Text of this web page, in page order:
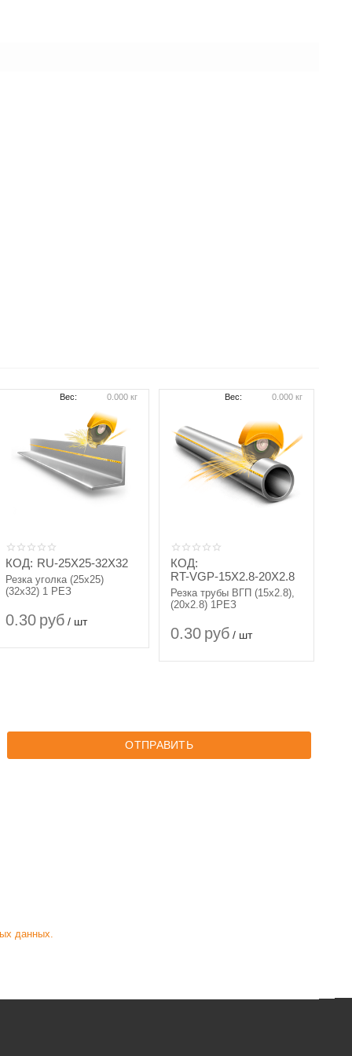
КОД: RU-25X25-32X32
Резка уголка (25х25)
(32х32) 1 РЕЗ
0.30 руб / шт
Вес: 0.000 кг
КОД:
RT-VGP-15X2.8-20X2.8
Резка трубы ВГП (15х2.8),
(20х2.8) 1РЕЗ
0.30 руб / шт
Вес: 0.000 кг
ОТПРАВИТЬ
данных.